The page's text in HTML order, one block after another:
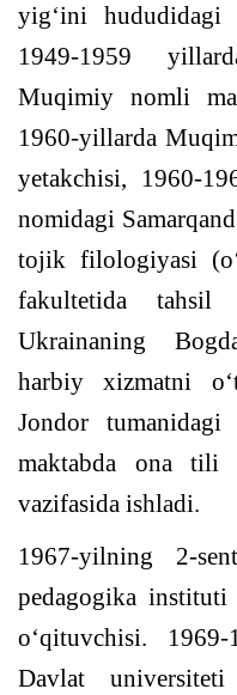
yig‘ini hududidagi
1949-1959
Muqimiy nomli
1960-yillarda
yetakchisi, 1960-
nomidagi
tojik filologiyasi
fakultetida tahsil
Ukrainaning
harbiy xizmatni
Jondor
maktabda ona tili
vazifasida ishladi.
1967-yilning 2-
pedagogika instituti
o‘qituvchisi. 1969-
Davlat universiteti